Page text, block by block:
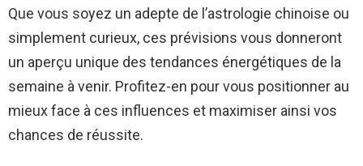
Que vous soyez un adepte de l’astrologie chinoise ou
simplement curieux, ces prévisions vous donneront
un aperçu unique des tendances énergétiques de la
semaine à venir. Profitez-en pour vous positionner au
mieux face à ces influences et maximiser ainsi vos
chances de réussite.